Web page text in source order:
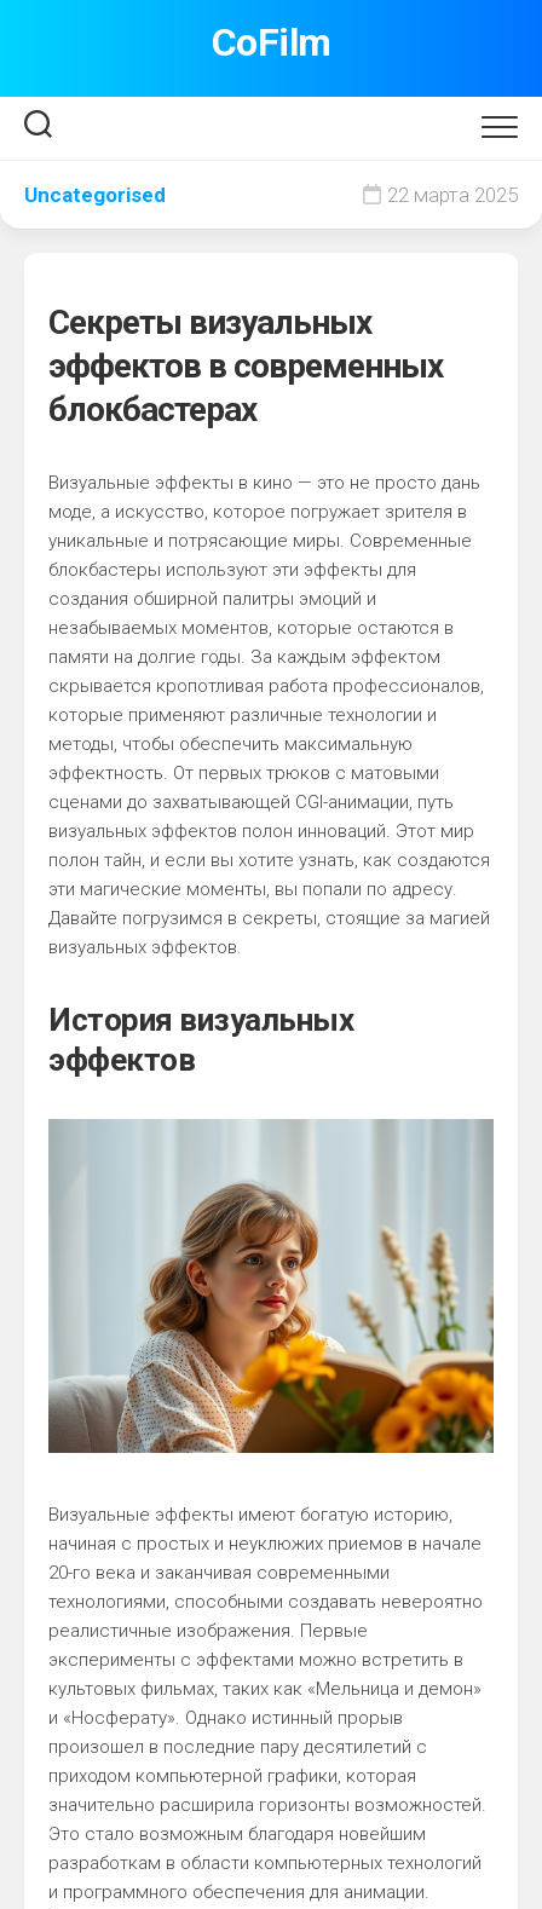
CoFilm
Uncategorised 22 марта 2025
Секреты визуальных
эффектов в современных
блокбастерах
Визуальные эффекты в кино — это не просто дань
моде, а искусство, которое погружает зрителя в
уникальные и потрясающие миры. Современные
блокбастеры используют эти эффекты для
создания обширной палитры эмоций и
незабываемых моментов, которые остаются в
памяти на долгие годы. За каждым эффектом
скрывается кропотливая работа профессионалов,
которые применяют различные технологии и
методы, чтобы обеспечить максимальную
эффектность. От первых трюков с матовыми
сценами до захватывающей CGI-анимации, путь
визуальных эффектов полон инноваций. Этот мир
полон тайн, и если вы хотите узнать, как создаются
эти магические моменты, вы попали по адресу.
Давайте погрузимся в секреты, стоящие за магией
визуальных эффектов.
История визуальных
эффектов
Визуальные эффекты имеют богатую историю,
начиная с простых и неуклюжих приемов в начале
20-го века и заканчивая современными
технологиями, способными создавать невероятно
реалистичные изображения. Первые
эксперименты с эффектами можно встретить в
культовых фильмах, таких как «Мельница и демон»
и «Носферату». Однако истинный прорыв
произошел в последние пару десятилетий с
приходом компьютерной графики, которая
значительно расширила горизонты возможностей.
Это стало возможным благодаря новейшим
разработкам в области компьютерных технологий
и программного обеспечения для анимации.